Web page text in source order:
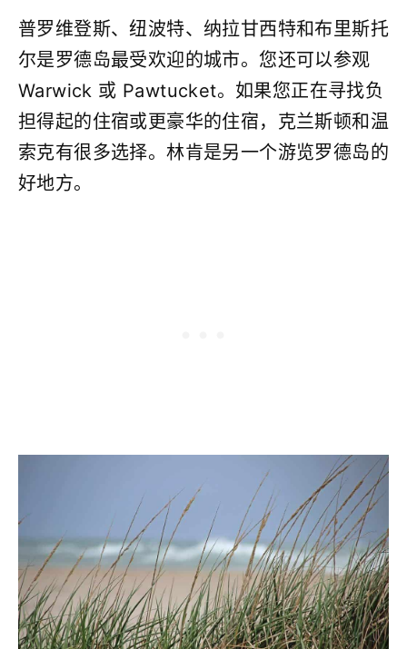
普罗维登斯、纽波特、纳拉甘西特和布里斯托
尔是罗德岛最受欢迎的城市。您还可以参观
Warwick 或 Pawtucket。如果您正在寻找负
担得起的住宿或更豪华的住宿，克兰斯顿和温
索克有很多选择。林肯是另一个游览罗德岛的
好地方。